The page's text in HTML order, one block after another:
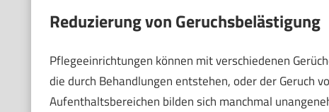
Reduzierung von Geruchsbelästigung
Pflegeeinrichtungen können mit verschiedenen
die durch Behandlungen entstehen, oder der Geruch
Aufenthaltsbereichen bilden sich manchmal